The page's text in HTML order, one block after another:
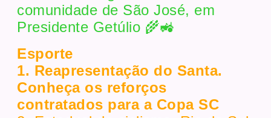
comunidade de São José, em
Presidente Getúlio 🌾🚜
Esporte
1. Reapresentação do Santa.
Conheça os reforços
contratados para a Copa SC